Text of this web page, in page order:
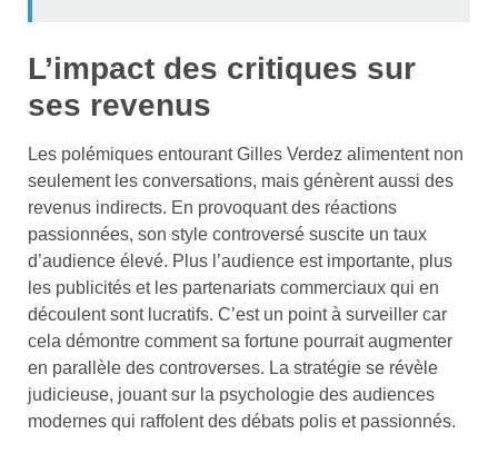
L’impact des critiques sur
ses revenus
Les polémiques entourant Gilles Verdez alimentent non
seulement les conversations, mais génèrent aussi des
revenus indirects. En provoquant des réactions
passionnées, son style controversé suscite un taux
d’audience élevé. Plus l’audience est importante, plus
les publicités et les partenariats commerciaux qui en
découlent sont lucratifs. C’est un point à surveiller car
cela démontre comment sa fortune pourrait augmenter
en parallèle des controverses. La stratégie se révèle
judicieuse, jouant sur la psychologie des audiences
modernes qui raffolent des débats polis et passionnés.